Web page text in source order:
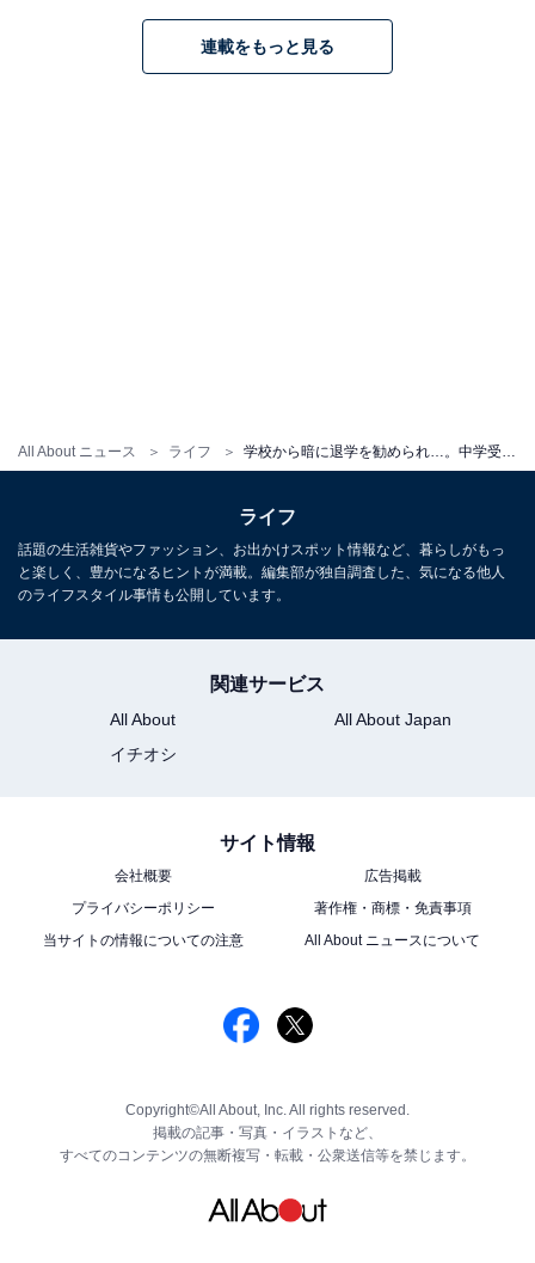
All About ニュース ライフ 学校から暗に退学を勧められ…。中学受験に無事合格も、彼らが「転校」を余儀なくされた理由
連載をもっと見る
ライフ
話題の生活雑貨やファッション、お出かけスポット情報など、暮らしがもっ
と楽しく、豊かになるヒントが満載。編集部が独自調査した、気になる他人
のライフスタイル事情も公開しています。
関連サービス
All About
All About Japan
イチオシ
サイト情報
会社概要
広告掲載
プライバシーポリシー
著作権・商標・免責事項
当サイトの情報についての注意
All About ニュースについて
Copyright©All About, Inc. All rights reserved.
掲載の記事・写真・イラストなど、
すべてのコンテンツの無断複写・転載・公衆送信等を禁じます。